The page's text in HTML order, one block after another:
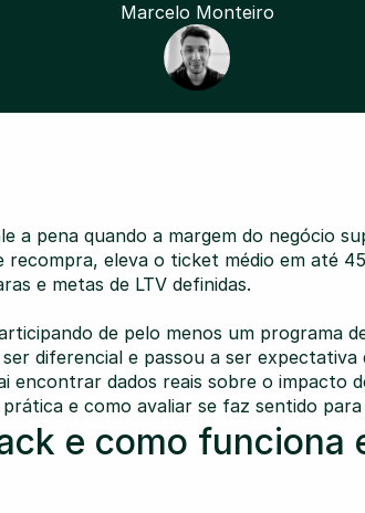
Marcelo Monteiro
a pena quando a margem do negócio
eleva o ticket médio em até
e metas de LTV definidas.
de pelo menos um programa
diferencial e passou a ser
encontrar dados reais sobre o impacto
e como avaliar se faz sentido
e como funciona